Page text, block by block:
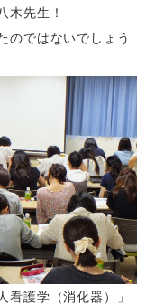
木先生！
のではないでしょう
護学（消化器）」